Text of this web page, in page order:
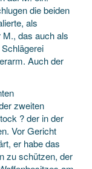
die beiden
als
das auch als
Auch der
zweiten
? der in der
Vor Gericht
er habe das
zu schützen, der